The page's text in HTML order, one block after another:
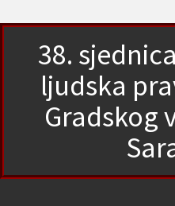
38.
ljudska
Gradskog